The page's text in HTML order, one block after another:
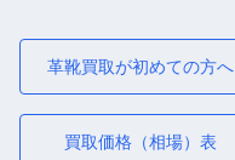
革靴買取が初めての方へ
買取価格（相場）表